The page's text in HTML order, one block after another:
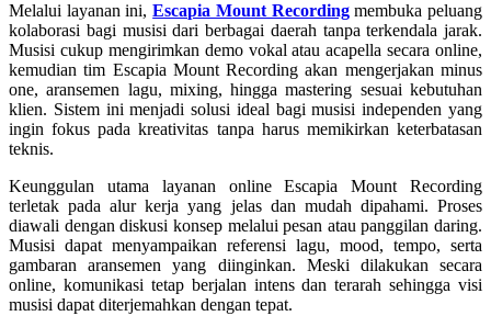
Melalui layanan ini,Escapia Mount Recordingmembuka peluang
kolaborasi bagi musisi dari berbagai daerah tanpa terkendala jarak.
Musisi cukup mengirimkan demo vokal atau acapella secara online,
kemudian tim Escapia Mount Recording akan mengerjakan minus
one, aransemen lagu, mixing, hingga mastering sesuai kebutuhan
klien. Sistem ini menjadi solusi ideal bagi musisi independen yang
ingin fokus pada kreativitas tanpa harus memikirkan keterbatasan
teknis.
Keunggulan utama layanan online Escapia Mount Recording
terletak pada alur kerja yang jelas dan mudah dipahami. Proses
diawali dengan diskusi konsep melalui pesan atau panggilan daring.
Musisi dapat menyampaikan referensi lagu, mood, tempo, serta
gambaran aransemen yang diinginkan. Meski dilakukan secara
online, komunikasi tetap berjalan intens dan terarah sehingga visi
musisi dapat diterjemahkan dengan tepat.